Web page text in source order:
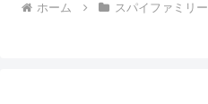
ホーム スパイファミリー